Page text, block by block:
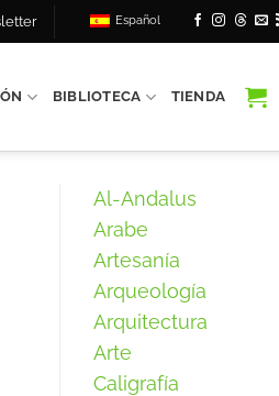
Español
BIBLIOTECA TIENDA
Al-Andalus
Arabe
Artesanía
Arqueología
Arquitectura
Arte
Caligrafía